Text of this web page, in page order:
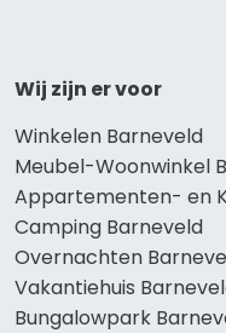
Wij zijn er voor
Winkelen Barneveld
Meubel-Woonwinkel
Appartementen- en
Camping Barneveld
Overnachten
Vakantiehuis
Bungalowpark